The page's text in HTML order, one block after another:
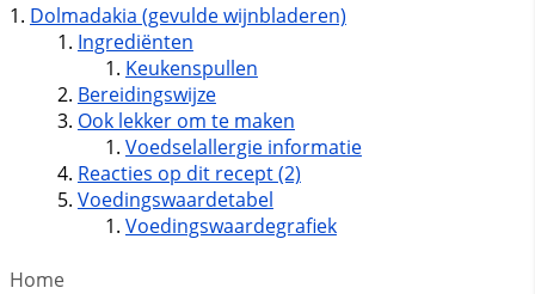
Dolmadakia (gevulde wijnbladeren)
Ingrediënten
Keukenspullen
Bereidingswijze
Ook lekker om te maken
Voedselallergie informatie
Reacties op dit recept (2)
Voedingswaardetabel
Voedingswaardegrafiek
Home